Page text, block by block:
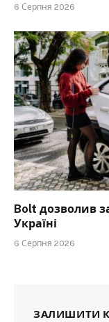
6 Серпня 2026
Bolt дозволив
Україні
6 Серпня 2026
ЗАЛИШИТИ